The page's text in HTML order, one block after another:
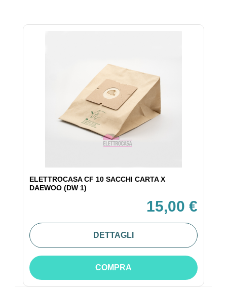
ELETTROCASA CF 10 SACCHI CARTA X
DAEWOO (DW 1)
15,00 €
DETTAGLI
COMPRA